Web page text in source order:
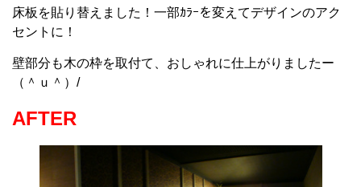
床板を貼り替えました！一部ｶﾗｰを変えてデザインのアク
セントに！
壁部分も木の枠を取付て、おしゃれに仕上がりましたー
（＾ｕ＾）/
AFTER